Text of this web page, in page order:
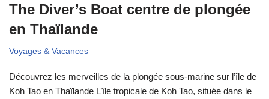
The Diver’s Boat centre de plongée
en Thaïlande
Voyages & Vacances
Découvrez les merveilles de la plongée sous-marine sur l’île de
Koh Tao en Thaïlande L’île tropicale de Koh Tao, située dans le